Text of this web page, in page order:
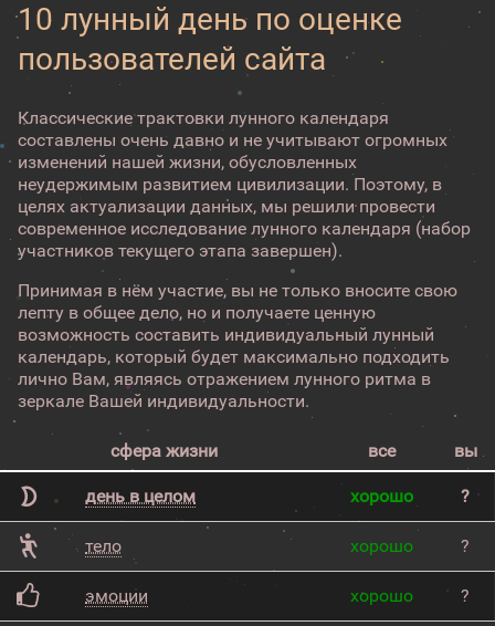
10 лунный день по оценке
пользователей сайта
Классические трактовки лунного календаря
составлены очень давно и не учитывают огромных
изменений нашей жизни, обусловленных
неудержимым развитием цивилизации. Поэтому, в
целях актуализации данных, мы решили провести
современное исследование лунного календаря (набор
участников текущего этапа завершен).
Принимая в нём участие, вы не только вносите свою
лепту в общее дело, но и получаете ценную
возможность составить индивидуальный лунный
календарь, который будет максимально подходить
лично Вам, являясь отражением лунного ритма в
зеркале Вашей индивидуальности.
сфера жизни все вы
день в целом хорошо ?
тело хорошо ?
эмоции хорошо ?